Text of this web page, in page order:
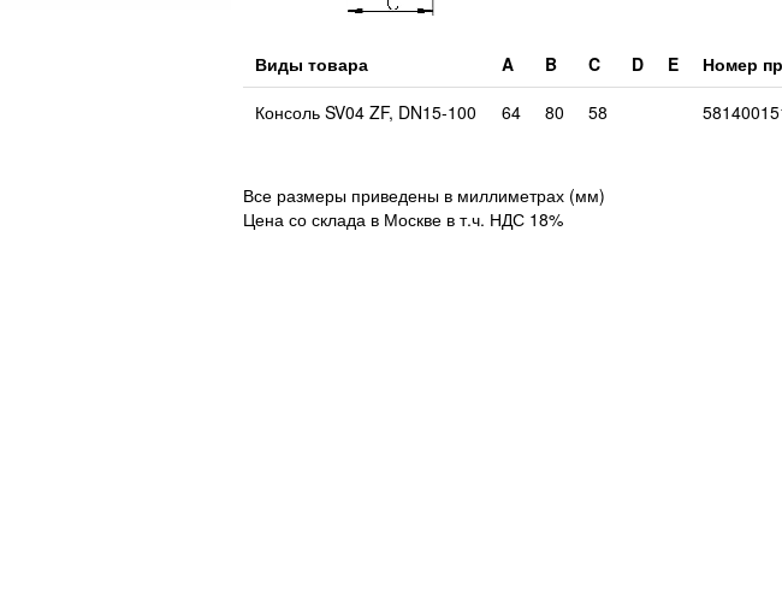
Виды товара A B C D E Номер
Консоль SV04 ZF, DN15-100
64 80 58
Все размеры приведены в миллиметрах (мм)
Цена со склада в Москве в т.ч. НДС 18%